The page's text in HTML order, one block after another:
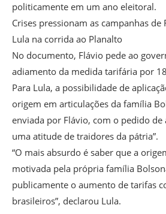
politicamente em um ano eleitoral.
Crises pressionam as campanhas
Lula na corrida ao Planalto
No documento, Flávio pede ao
adiamento da medida tarifária por
Para Lula, a possibilidade de
origem em articulações da família
enviada por Flávio, com o pedido de
uma atitude de traidores da pátria”.
“O mais absurdo é saber que a
motivada pela própria família
publicamente o aumento de tarifas
brasileiros”, declarou Lula.